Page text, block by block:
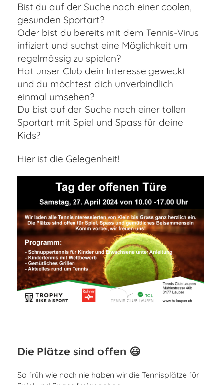
Bist du auf der Suche nach einer coolen,
gesunden Sportart?
Oder bist du bereits mit dem Tennis-Virus
infiziert und suchst eine Möglichkeit um
regelmässig zu spielen?
Hat unser Club dein Interesse geweckt
und du möchtest dich unverbindlich
einmal umsehen?
Du bist auf der Suche nach einer tollen
Sportart mit Spiel und Spass für deine
Kids?
Hier ist die Gelegenheit!
Die Plätze sind offen 😃
So früh wie noch nie haben wir die Tennisplätze für